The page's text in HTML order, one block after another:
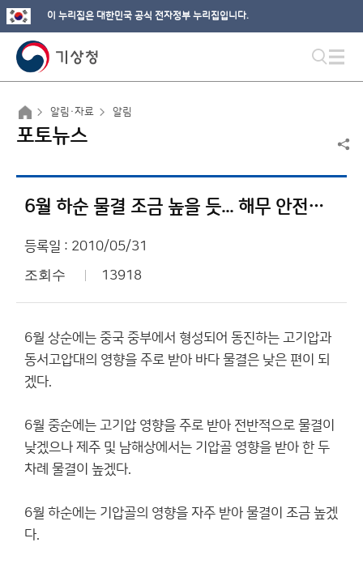
이 누리집은 대한민국 공식 전자정부 누리집입니다.
알림·자료 알림
포토뉴스
6월 하순 물결 조금 높을 듯... 해무 안전사고 유의해야
등록일 : 2010/05/31
조회수 13918
6월 상순에는 중국 중부에서 형성되어 동진하는 고기압과
동서고압대의 영향을 주로 받아 바다 물결은 낮은 편이 되
겠다.
6월 중순에는 고기압 영향을 주로 받아 전반적으로 물결이
낮겠으나 제주 및 남해상에서는 기압골 영향을 받아 한 두
차례 물결이 높겠다.
6월 하순에는 기압골의 영향을 자주 받아 물결이 조금 높겠
다.